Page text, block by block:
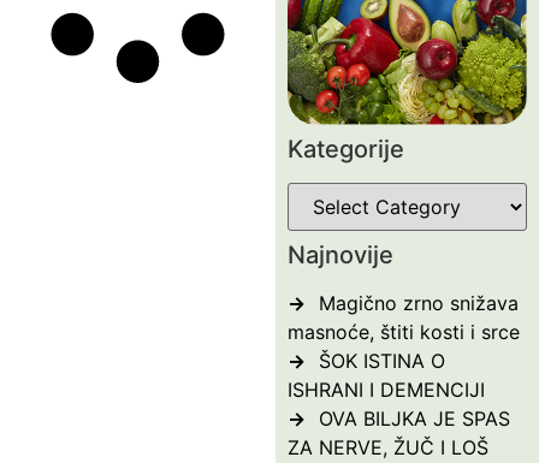
Kategorije
Najnovije
Magično zrno snižava
masnoće, štiti kosti i srce
ŠOK ISTINA O
ISHRANI I DEMENCIJI
OVA BILJKA JE SPAS
ZA NERVE, ŽUČ I LOŠ